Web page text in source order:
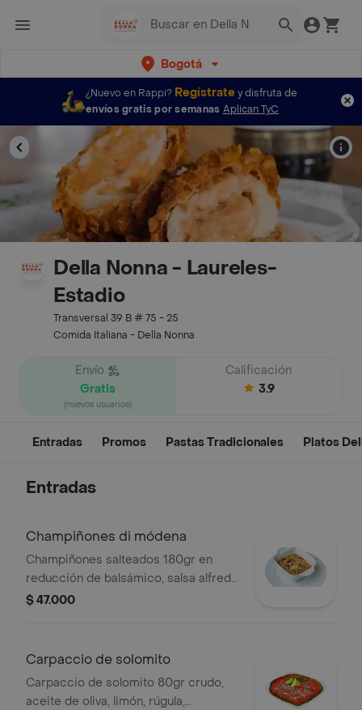
Bogotá
¿Nuevo en Rappi? Regístratey disfruta de
envíos gratis por semanas Aplican TyC
Della Nonna - Laureles-
Estadio
Transversal 39 B # 75 - 25
Comida Italiana - Della Nonna
Envío
Gratis
(nuevos usuarios)
Calificación
3.9
Entradas Promos Pastas Tradicionales Platos
Entradas
Champiñones di módena
Champiñones salteados 180gr en
reducción de balsámico, salsa alfredo
y trozos de queso azul.
$ 47.000
Carpaccio de solomito
Carpaccio de solomito 80gr crudo,
aceite de oliva, limón, rúgula,